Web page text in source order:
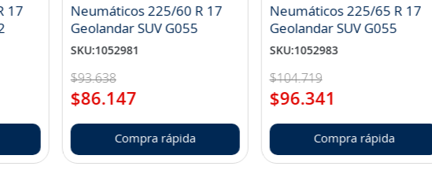
17
Neumáticos 225/60 R 17
Geolandar SUV G055
SKU:1052981
$93.638
$86.147
Compra rápida
Neumáticos 225/65 R 17
Geolandar SUV G055
SKU:1052983
$104.719
$96.341
Compra rápida